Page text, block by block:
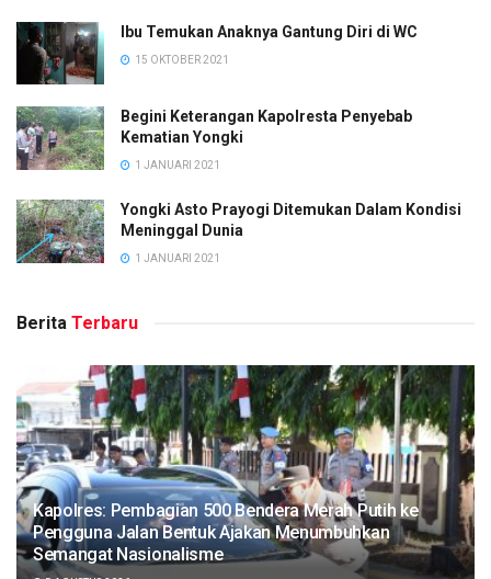
Ibu Temukan Anaknya Gantung Diri di WC
15 OKTOBER 2021
Begini Keterangan Kapolresta Penyebab
Kematian Yongki
1 JANUARI 2021
Yongki Asto Prayogi Ditemukan Dalam Kondisi
Meninggal Dunia
1 JANUARI 2021
Berita Terbaru
Kapolres: Pembagian 500 Bendera Merah Putih ke
Pengguna Jalan Bentuk Ajakan Menumbuhkan
Semangat Nasionalisme